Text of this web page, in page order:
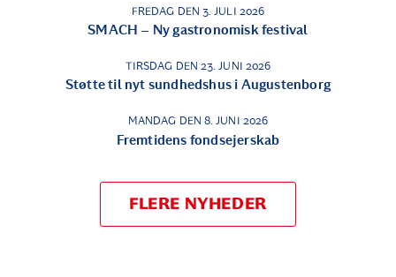
FREDAG DEN 3. JULI 2026
SMACH – Ny gastronomisk festival
TIRSDAG DEN 23. JUNI 2026
Støtte til nyt sundhedshus i Augustenborg
MANDAG DEN 8. JUNI 2026
Fremtidens fondsejerskab
FLERE NYHEDER